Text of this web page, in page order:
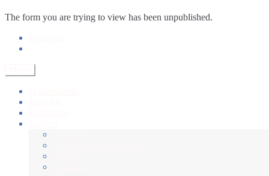
The form you are trying to view has been unpublished.